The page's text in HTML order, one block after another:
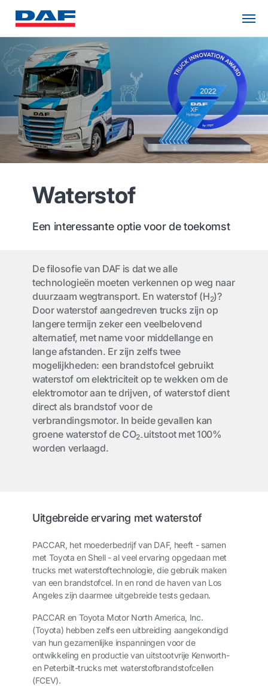
Waterstof
Een interessante optie voor de toekomst
De filosofie van DAF is dat we alle
technologieën moeten verkennen op weg naar
duurzaam wegtransport. En waterstof (H2)?
Door waterstof aangedreven trucks zijn op
langere termijn zeker een veelbelovend
alternatief, met name voor middellange en
lange afstanden. Er zijn zelfs twee
mogelijkheden: een brandstofcel gebruikt
waterstof om elektriciteit op te wekken om de
elektromotor aan te drijven, of waterstof dient
direct als brandstof voor de
verbrandingsmotor. In beide gevallen kan
groene waterstof de CO2-uitstoot met 100%
worden verlaagd.
Uitgebreide ervaring met waterstof
PACCAR, het moederbedrijf van DAF, heeft - samen
met Toyota en Shell - al veel ervaring opgedaan met
trucks met waterstoftechnologie, die gebruik maken
van een brandstofcel. In en rond de haven van Los
Angeles zijn daarmee uitgebreide tests gedaan.
PACCAR en Toyota Motor North America, Inc.
(Toyota) hebben zelfs een uitbreiding aangekondigd
van hun gezamenlijke inspanningen voor de
ontwikkeling en productie van uitstootvrije Kenworth-
en Peterbilt-trucks met waterstofbrandstofcellen
(FCEV).